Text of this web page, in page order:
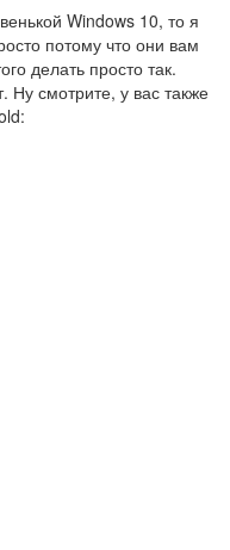
Windows 10, то я
потому что они вам
делать просто так.
Ну смотрите, у вас также